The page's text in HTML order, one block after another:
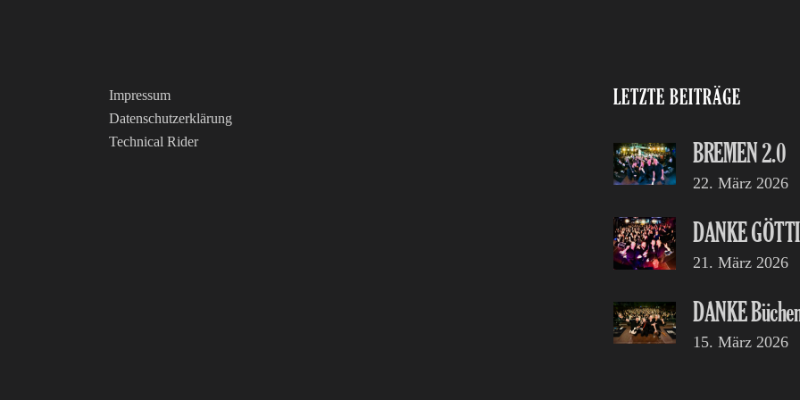
Impressum
Datenschutzerklärung
Technical Rider
LETZTE BEITRÄGE
BREMEN 2.0
22. März 2026
DANKE
21. März 2026
DANKE
15. März 2026